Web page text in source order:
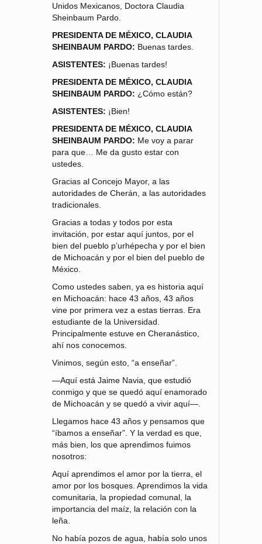
Unidos Mexicanos, Doctora Claudia
Sheinbaum Pardo.
PRESIDENTA DE MÉXICO, CLAUDIA
SHEINBAUM PARDO: Buenas tardes.
ASISTENTES: ¡Buenas tardes!
PRESIDENTA DE MÉXICO, CLAUDIA
SHEINBAUM PARDO: ¿Cómo están?
ASISTENTES: ¡Bien!
PRESIDENTA DE MÉXICO, CLAUDIA
SHEINBAUM PARDO: Me voy a parar
para que… Me da gusto estar con
ustedes.
Gracias al Concejo Mayor, a las
autoridades de Cherán, a las autoridades
tradicionales.
Gracias a todas y todos por esta
invitación, por estar aquí juntos, por el
bien del pueblo p’urhépecha y por el bien
de Michoacán y por el bien del pueblo de
México.
Como ustedes saben, ya es historia aquí
en Michoacán: hace 43 años, 43 años
vine por primera vez a estas tierras. Era
estudiante de la Universidad.
Principalmente estuve en Cheranástico,
ahí nos conocemos.
Vinimos, según esto, “a enseñar”.
—Aquí está Jaime Navia, que estudió
conmigo y que se quedó aquí enamorado
de Michoacán y se quedó a vivir aquí—.
Llegamos hace 43 años y pensamos que
“íbamos a enseñar”. Y la verdad es que,
más bien, los que aprendimos fuimos
nosotros:
Aquí aprendimos el amor por la tierra, el
amor por los bosques. Aprendimos la vida
comunitaria, la propiedad comunal, la
importancia del maíz, la relación con la
leña.
No había pozos de agua, había solo unos